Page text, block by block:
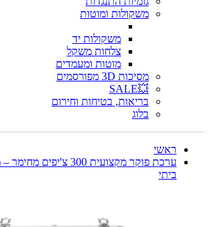
משקולות ומוטות
משקולות יד
צלחות משקל
מוטות ומעמדים
מסיכות 3D מפורסמים
💥SALE
בריאות, בטיחות וחירום
בלוג
ראשי
ערכת פוקר מקצועית 300
ביתי